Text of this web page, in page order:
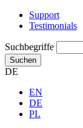
Support
Testimonials
Suchbegriffe
Suchen
DE
EN
DE
PL